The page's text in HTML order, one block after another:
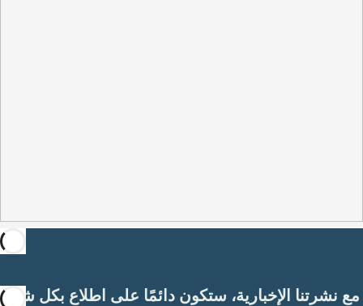
مع نشرتنا الإخبارية، ستكون دائمًا على اطلاع بكل شيء